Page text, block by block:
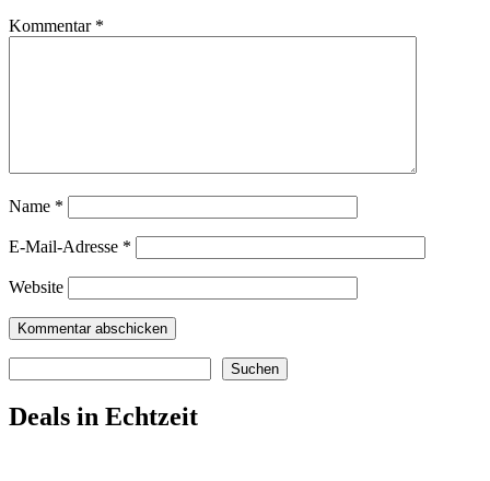
Kommentar *
Name *
E-Mail-Adresse *
Website
Suchen
Deals in Echtzeit